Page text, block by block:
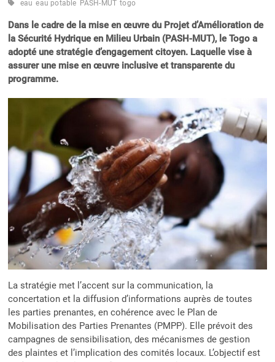
eau eau potable PASH-MUT togo
Dans le cadre de la mise en œuvre du Projet d’Amélioration de
la Sécurité Hydrique en Milieu Urbain (PASH-MUT), le Togo a
adopté une stratégie d’engagement citoyen. Laquelle vise à
assurer une mise en œuvre inclusive et transparente du
programme.
La stratégie met l’accent sur la communication, la
concertation et la diffusion d’informations auprès de toutes
les parties prenantes, en cohérence avec le Plan de
Mobilisation des Parties Prenantes (PMPP). Elle prévoit des
campagnes de sensibilisation, des mécanismes de gestion
des plaintes et l’implication des comités locaux. L’objectif est